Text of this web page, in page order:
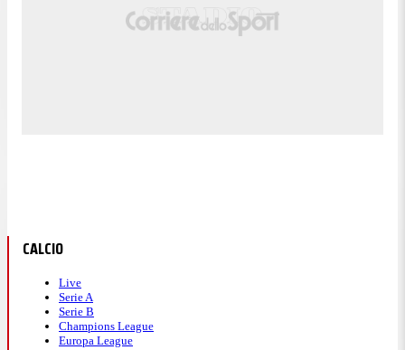
CALCIO
Live
Serie A
Serie B
Champions League
Europa League